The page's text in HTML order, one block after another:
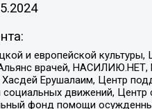
и европейской
врачей,
Ерушалаим, Центр
движений,
фонд помощи